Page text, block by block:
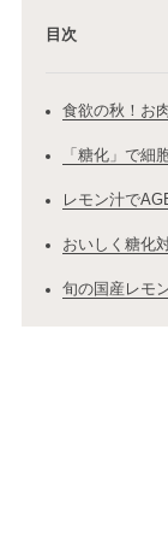
目次
食欲の秋！お
「糖化」で細
レモン汁で
おいしく糖化
旬の国産レモ